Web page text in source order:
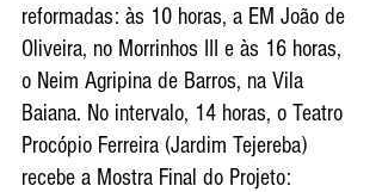
reformadas: às 10 horas, a EM João de
Oliveira, no Morrinhos III e às 16 horas,
o Neim Agripina de Barros, na Vila
Baiana. No intervalo, 14 horas, o Teatro
Procópio Ferreira (Jardim Tejereba)
recebe a Mostra Final do Projeto: